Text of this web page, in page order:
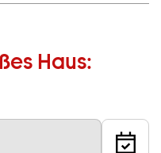
Haus: